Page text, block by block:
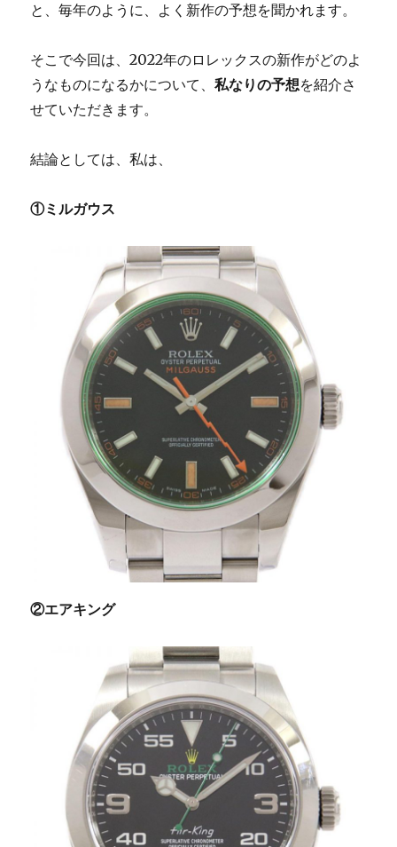
れ
ス
ー
と、毎年のように、よく新作の予想を聞かれます。
そこで今回は、2022年のロレックスの新作がどのよ
うなものになるかについて、私なりの予想を紹介さ
せていただきます。
結論としては、私は、
①ミルガウス
②エアキング